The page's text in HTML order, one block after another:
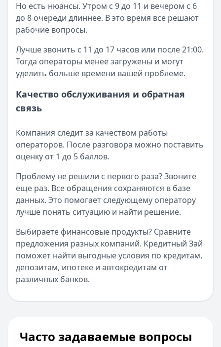
Но есть нюансы. Утром с 9 до 11 и вечером с 6
до 8 очереди длиннее. В это время все решают
рабочие вопросы.
Лучше звонить с 11 до 17 часов или после 21:00.
Тогда операторы менее загружены и могут
уделить больше времени вашей проблеме.
Качество обслуживания и обратная
связь
Компания следит за качеством работы
операторов. После разговора можно поставить
оценку от 1 до 5 баллов.
Проблему не решили с первого раза? Звоните
еще раз. Все обращения сохраняются в базе
данных. Это помогает следующему оператору
лучше понять ситуацию и найти решение.
Выбираете финансовые продукты? Сравните
предложения разных компаний. Кредитный Зай
поможет найти выгодные условия по кредитам,
депозитам, ипотеке и автокредитам от
различных банков.
Часто задаваемые вопросы